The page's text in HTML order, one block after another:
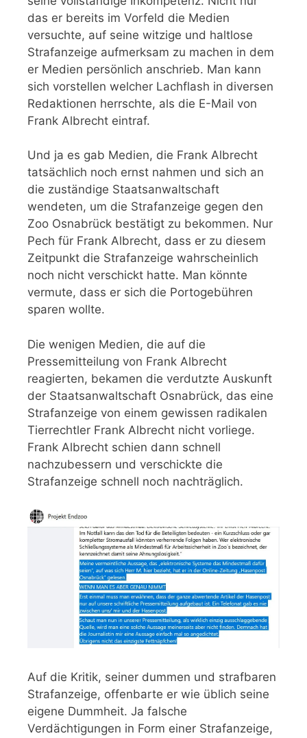
das er bereits im Vorfeld die Medien
versuchte, auf seine witzige und haltlose
Strafanzeige aufmerksam zu machen in dem
er Medien persönlich anschrieb. Man kann
sich vorstellen welcher Lachflash in diversen
Redaktionen herrschte, als die E-Mail von
Frank Albrecht eintraf.
Und ja es gab Medien, die Frank Albrecht
tatsächlich noch ernst nahmen und sich an
die zuständige Staatsanwaltschaft
wendeten, um die Strafanzeige gegen den
Zoo Osnabrück bestätigt zu bekommen. Nur
Pech für Frank Albrecht, dass er zu diesem
Zeitpunkt die Strafanzeige wahrscheinlich
noch nicht verschickt hatte. Man könnte
vermute, dass er sich die Portogebühren
sparen wollte.
Die wenigen Medien, die auf die
Pressemitteilung von Frank Albrecht
reagierten, bekamen die verdutzte Auskunft
der Staatsanwaltschaft Osnabrück, das eine
Strafanzeige von einem gewissen radikalen
Tierrechtler Frank Albrecht nicht vorliege.
Frank Albrecht schien dann schnell
nachzubessern und verschickte die
Strafanzeige schnell noch nachträglich.
Auf die Kritik, seiner dummen und strafbaren
Strafanzeige, offenbarte er wie üblich seine
eigene Dummheit. Ja falsche
Verdächtigungen in Form einer Strafanzeige,